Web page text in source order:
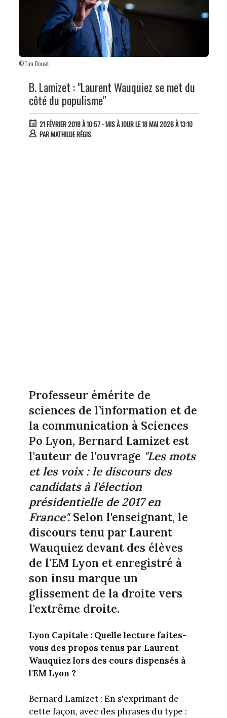
©Tim Douet
B. Lamizet : "Laurent Wauquiez se met du
côté du populisme"
21 FÉVRIER 2018 À 10:57- MIS À JOUR LE 18 MAI 2026 À 13:10
PARMATHILDE RÉGIS
Professeur émérite de
sciences de l’information et de
la communication à Sciences
Po Lyon, Bernard Lamizet est
l'auteur de l'ouvrage "Les mots
et les voix : le discours des
candidats à l'élection
présidentielle de 2017 en
France".Selon l'enseignant, le
discours tenu par Laurent
Wauquiez devant des élèves
de l'EM Lyon et enregistré à
son insu marque un
glissement de la droite vers
l'extrême droite.
Lyon Capitale : Quelle lecture faites-
vous des propos tenus par Laurent
Wauquiez lors des cours dispensés à
l'EM Lyon ?
Bernard Lamizet : En s'exprimant de
cette façon, avec des phrases du type :